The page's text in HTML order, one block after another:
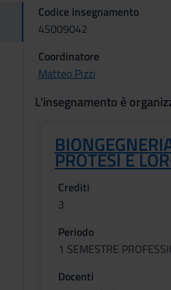
Codice insegnamento
4S009042
Coordinatore
Matteo Pizzi
L'insegnamento è
PROTESI E
Crediti
3
Periodo
1 SEMESTRE
Docenti